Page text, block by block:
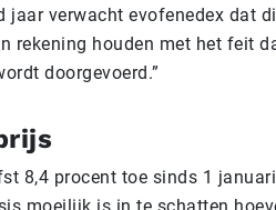
jaar verwacht evofenedex dat
rekening houden met het feit
doorgevoerd.”
8,4 procent toe sinds 1 januari